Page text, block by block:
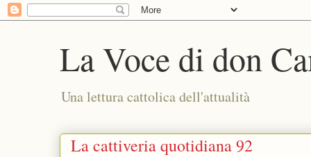
La Voce di don
Una lettura cattolica dell'attualità
La cattiveria quotidiana 92